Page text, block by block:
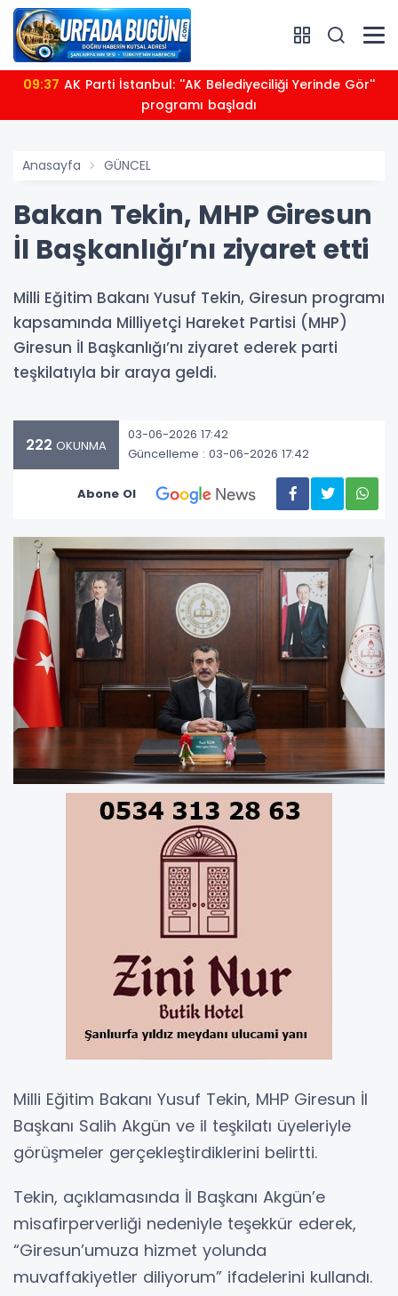
09:37
programı başladı
Anasayfa GÜNCEL
Bakan Tekin, MHP Giresun
İl Başkanlığı’nı ziyaret etti
Milli Eğitim Bakanı Yusuf Tekin, Giresun programı
kapsamında Milliyetçi Hareket Partisi (MHP)
Giresun İl Başkanlığı’nı ziyaret ederek parti
teşkilatıyla bir araya geldi.
222 OKUNMA
03-06-2026 17:42
Güncelleme : 03-06-2026 17:42
Abone Ol
Milli Eğitim Bakanı Yusuf Tekin, MHP Giresun İl
Başkanı Salih Akgün ve il teşkilatı üyeleriyle
görüşmeler gerçekleştirdiklerini belirtti.
Tekin, açıklamasında İl Başkanı Akgün’e
misafirperverliği nedeniyle teşekkür ederek,
“Giresun’umuza hizmet yolunda
muvaffakiyetler diliyorum” ifadelerini kullandı.